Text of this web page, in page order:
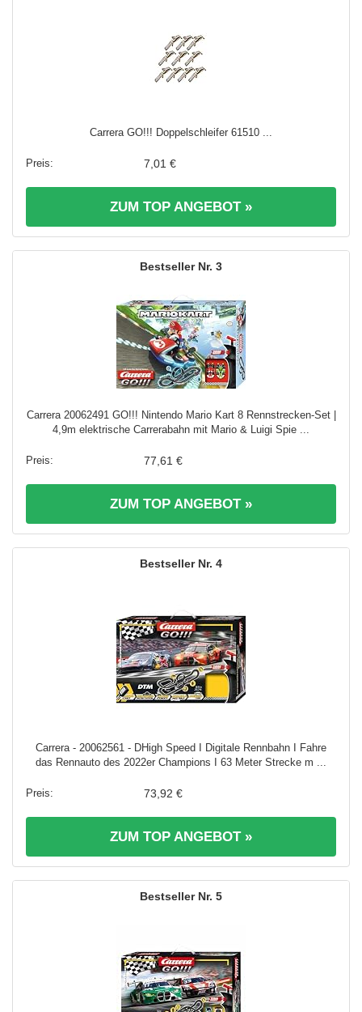
Carrera GO!!! Doppelschleifer 61510 ...
7,01 €
ZUM TOP ANGEBOT »
3
Carrera 20062491 GO!!! Nintendo Mario Kart 8 Rennstrecken-Set |
4,9m elektrische Carrerabahn mit Mario & Luigi Spie ...
77,61 €
ZUM TOP ANGEBOT »
4
Carrera - 20062561 - DHigh Speed I Digitale Rennbahn I Fahre
das Rennauto des 2022er Champions I 63 Meter Strecke m ...
73,92 €
ZUM TOP ANGEBOT »
5